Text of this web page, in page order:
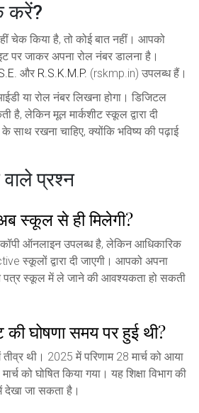
करें?
चेक किया है, तो कोई बात नहीं। आपको
पर जाकर अपना रोल नंबर डालना है।
और R.S.K.M.P. (rskmp.in) उपलब्ध हैं।
या रोल नंबर लिखना होगा। डिजिटल
है, लेकिन मूल मार्कशीट स्कूल द्वारा दी
साथ रखना चाहिए, क्योंकि भविष्य की पढ़ाई
प्रश्न
स्कूल से ही मिलेगी?
कॉपी ऑनलाइन उपलब्ध है, लेकिन आधिकारिक
स्कूलों द्वारा दी जाएगी। आपको अपना
पत्र स्कूल में ले जाने की आवश्यकता हो सकती
की घोषणा समय पर हुई थी?
थी। 2025 में परिणाम 28 मार्च को आया
को घोषित किया गया। यह शिक्षा विभाग की
देखा जा सकता है।